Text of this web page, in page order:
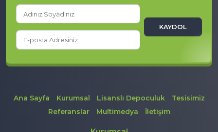
KAYDOL
Ana Sayfa Kurumsal Lisanslı Depoculuk
Tesisimiz
Referanslar
Multimedya İletişim